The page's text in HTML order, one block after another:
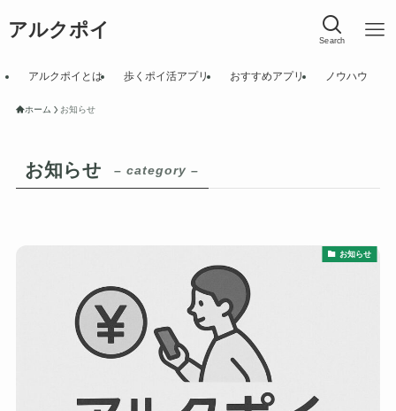
アルクポイ Search
アルクポイとは 歩くポイ活アプリ おすすめアプリ ノウハウ
ホーム お知らせ
お知らせ – category –
お知らせ